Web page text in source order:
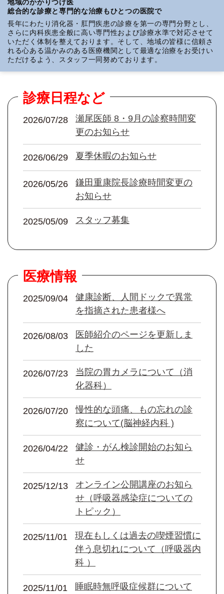
地域のかかりつけ医
総合的な診療と専門的な治療もひとつの医院で
長年にわたり消化器・肛門疾患の診療を第一の専門分野とし、
さらに内科疾患全般に高い専門性および診療水準で対応させて
いただく体制を整えております。そして、地域の皆様に信頼さ
れる心ある温かみのある医療機関として最適な治療をお受けい
ただけるよう、スタッフ一同努めております。
診療日程など
2026/07/28
瀬尾医師 8・9月の診察時間変
更のお知らせ
2026/06/29 夏季休暇のお知らせ
2026/05/26
鎌田重康院長診療時間変更の
お知らせ
2025/05/09 スタッフ募集
医療情報
2025/09/04
健康診断、人間ドックで異常
を指摘された患者様へ
2026/08/03
医師紹介のページを更新しま
した
2026/07/23
当院の胃カメラについて（消
化器科）
2026/07/20
慢性的な頭痛、もの忘れの診
察について(脳神経内科 )
2026/04/22
健診・がん検診開始のお知ら
せ
2025/12/13
オンライン公開講座のお知ら
せ（呼吸器感染症についての
トピック）
2025/11/01
現在もしくは過去の喫煙習慣に
伴う息切れについて（呼吸器内
科 ）
2025/11/01
睡眠時無呼吸症候群について